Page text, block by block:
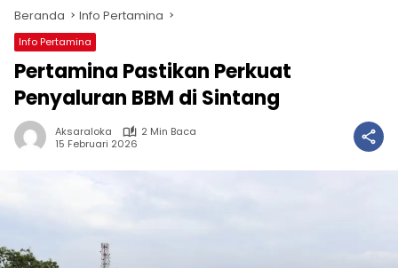
Beranda Info Pertamina
Info Pertamina
Pertamina Pastikan Perkuat
Penyaluran BBM di Sintang
Aksaraloka
2 Min Baca
15 Februari 2026